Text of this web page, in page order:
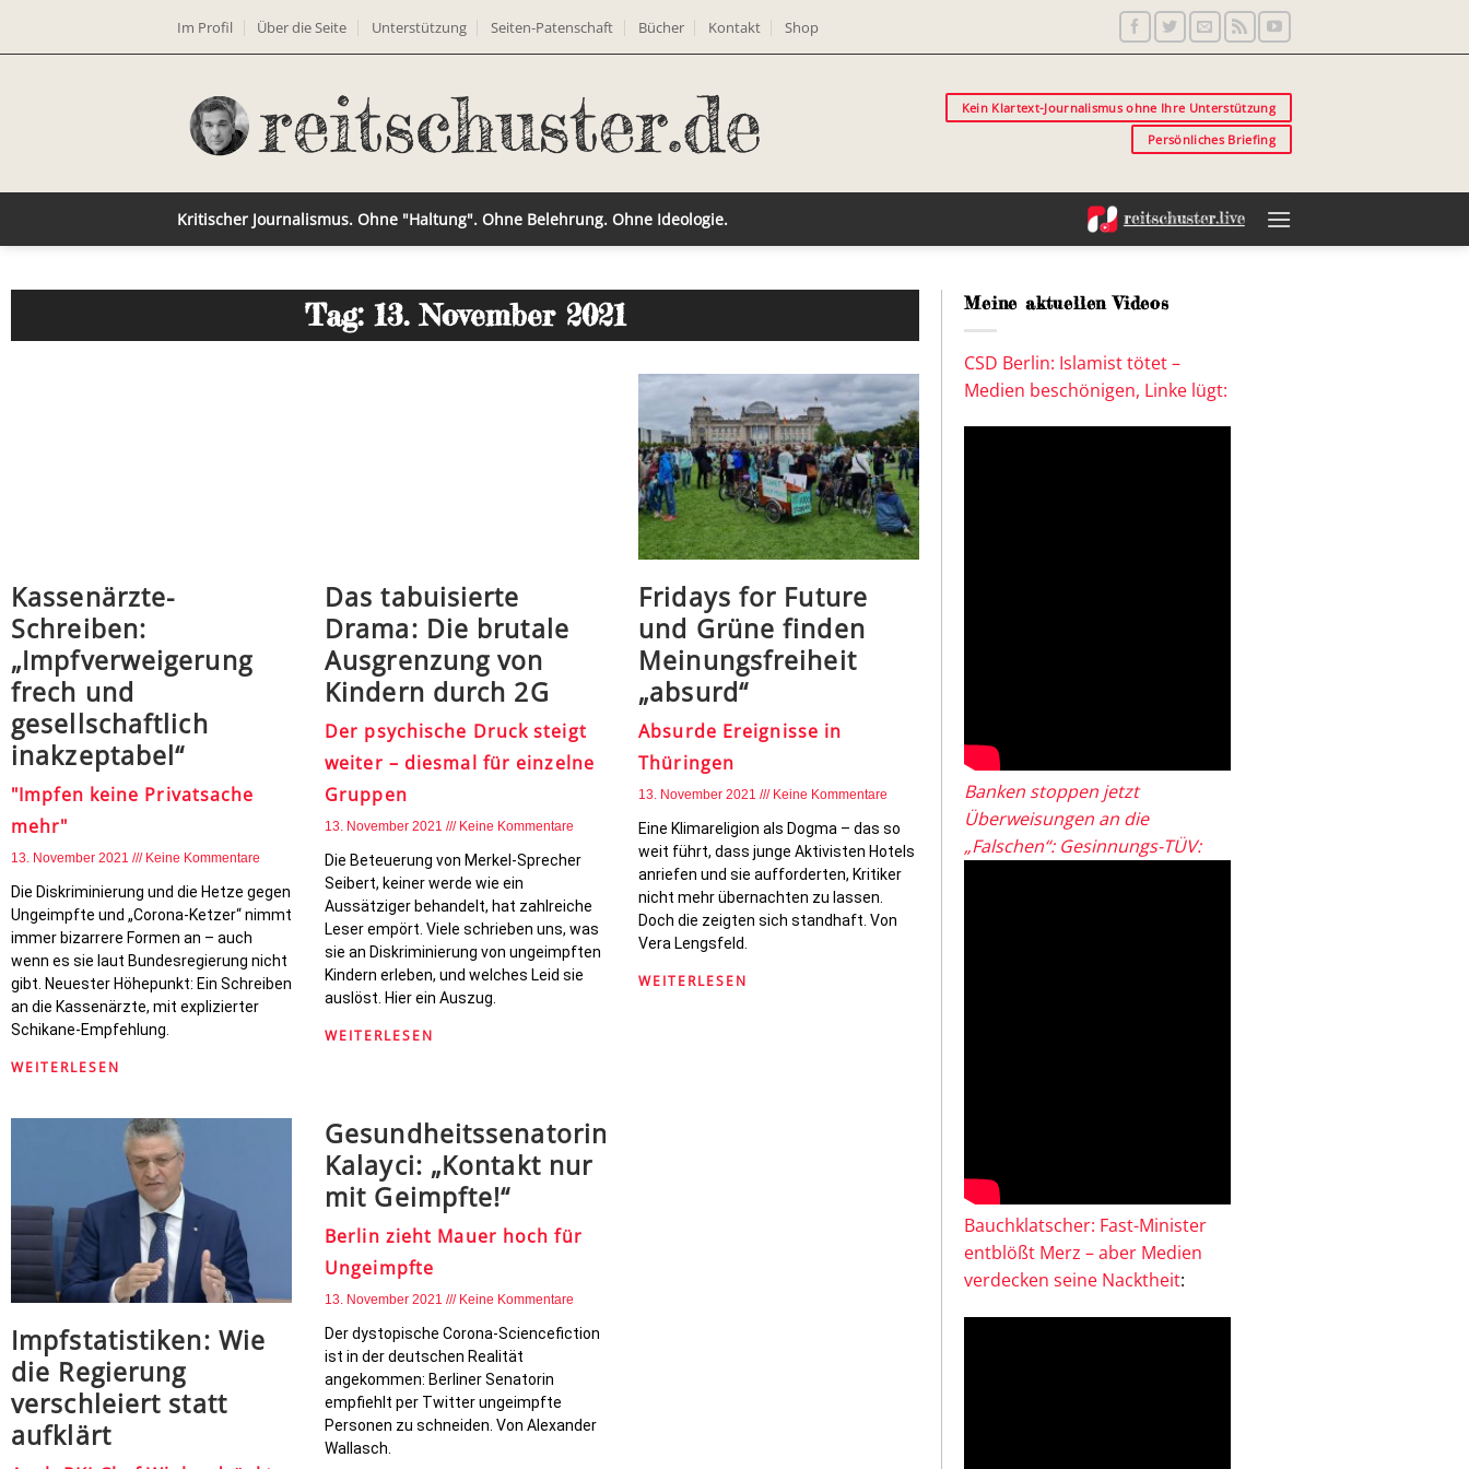
Im Profil Über die Seite Unterstützung Seiten-Patenschaft Bücher Kontakt Shop
Kein Klartext-Journalismus ohne Ihre Unterstützung
Persönliches Briefing
Kritischer Journalismus. Ohne "Haltung". Ohne Belehrung. Ohne Ideologie.
Tag: 13. November 2021
Kassenärzte-
Schreiben:
„Impfverweigerung
frech und
gesellschaftlich
inakzeptabel“
"Impfen keine Privatsache
mehr"
13. November 2021 Keine Kommentare
Die Diskriminierung und die Hetze gegen
Ungeimpfte und „Corona-Ketzer“ nimmt
immer bizarrere Formen an – auch
wenn es sie laut Bundesregierung nicht
gibt. Neuester Höhepunkt: Ein Schreiben
an die Kassenärzte, mit explizierter
Schikane-Empfehlung.
WEITERLESEN
Das tabuisierte
Drama: Die brutale
Ausgrenzung von
Kindern durch 2G
Der psychische Druck steigt
weiter – diesmal für einzelne
Gruppen
13. November 2021 Keine Kommentare
Die Beteuerung von Merkel-Sprecher
Seibert, keiner werde wie ein
Aussätziger behandelt, hat zahlreiche
Leser empört. Viele schrieben uns, was
sie an Diskriminierung von ungeimpften
Kindern erleben, und welches Leid sie
auslöst. Hier ein Auszug.
WEITERLESEN
Fridays for Future
und Grüne finden
Meinungsfreiheit
„absurd“
Absurde Ereignisse in
Thüringen
13. November 2021 Keine Kommentare
Eine Klimareligion als Dogma – das so
weit führt, dass junge Aktivisten Hotels
anriefen und sie aufforderten, Kritiker
nicht mehr übernachten zu lassen.
Doch die zeigten sich standhaft. Von
Vera Lengsfeld.
WEITERLESEN
Impfstatistiken: Wie
die Regierung
verschleiert statt
aufklärt
Gesundheitssenatorin
Kalayci: „Kontakt nur
mit Geimpfte!“
Berlin zieht Mauer hoch für
Ungeimpfte
13. November 2021 Keine Kommentare
Der dystopische Corona-Sciencefiction
ist in der deutschen Realität
angekommen: Berliner Senatorin
empfiehlt per Twitter ungeimpfte
Personen zu schneiden. Von Alexander
Wallasch.
Meine aktuellen Videos
CSD Berlin: Islamist tötet –
Medien beschönigen, Linke lügt:
Banken stoppen jetzt
Überweisungen an die
„Falschen“: Gesinnungs-TÜV:
Bauchklatscher: Fast-Minister
entblößt Merz – aber Medien
verdecken seine Nacktheit: